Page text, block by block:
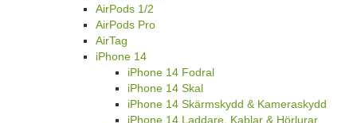
AirPods 1/2
AirPods Pro
AirTag
iPhone 14
iPhone 14 Fodral
iPhone 14 Skal
iPhone 14 Skärmskydd & Kameraskydd
iPhone 14 Laddare, Kablar & Hörlurar